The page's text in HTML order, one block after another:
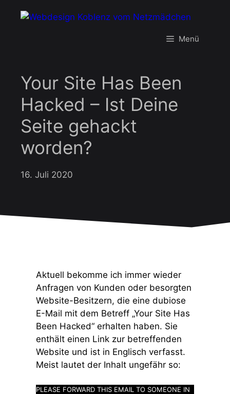
Inhalt
Menü
Your Site Has Been
Hacked – Ist Deine
Seite gehackt
worden?
16. Juli 2020
Aktuell bekomme ich immer wieder
Anfragen von Kunden oder besorgten
Website-Besitzern, die eine dubiose
E-Mail mit dem Betreff „Your Site Has
Been Hacked“ erhalten haben. Sie
enthält einen Link zur betreffenden
Website und ist in Englisch verfasst.
Meist lautet der Inhalt ungefähr so:
PLEASE FORWARD THIS EMAIL TO SOMEONE IN